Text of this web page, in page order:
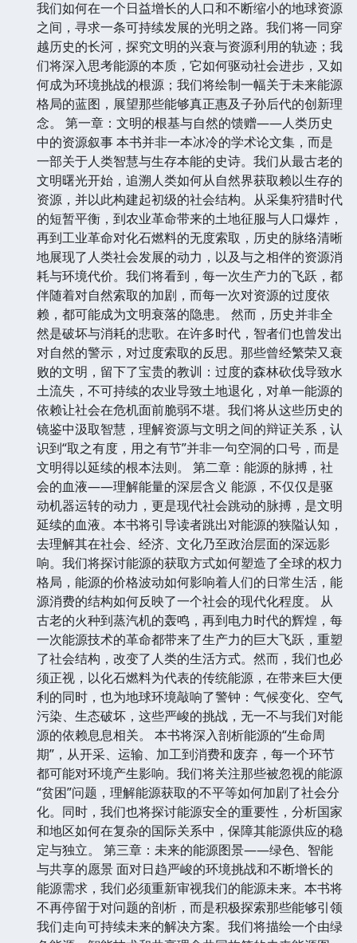
我们如何在一个日益增长的人口和不断缩小的地球资源
之间，寻求一条可持续发展的光明之路。我们将一同穿
越历史的长河，探究文明的兴衰与资源利用的轨迹；我
们将深入思考能源的本质，它如何驱动社会进步，又如
何成为环境挑战的根源；我们将绘制一幅关于未来能源
格局的蓝图，展望那些能够真正惠及子孙后代的创新理
念。 第一章：文明的根基与自然的馈赠——人类历史
中的资源叙事 本书并非一本冰冷的学术论文集，而是
一部关于人类智慧与生存本能的史诗。我们从最古老的
文明曙光开始，追溯人类如何从自然界获取赖以生存的
资源，并以此构建起初级的社会结构。从采集狩猎时代
的短暂平衡，到农业革命带来的土地征服与人口爆炸，
再到工业革命对化石燃料的无度索取，历史的脉络清晰
地展现了人类社会发展的动力，以及与之相伴的资源消
耗与环境代价。我们将看到，每一次生产力的飞跃，都
伴随着对自然索取的加剧，而每一次对资源的过度依
赖，都可能成为文明衰落的隐患。 然而，历史并非全
然是破坏与消耗的悲歌。在许多时代，智者们也曾发出
对自然的警示，对过度索取的反思。那些曾经繁荣又衰
败的文明，留下了宝贵的教训：过度的森林砍伐导致水
土流失，不可持续的农业导致土地退化，对单一能源的
依赖让社会在危机面前脆弱不堪。我们将从这些历史的
镜鉴中汲取智慧，理解资源与文明之间的辩证关系，认
识到“取之有度，用之有节”并非一句空洞的口号，而是
文明得以延续的根本法则。 第二章：能源的脉搏，社
会的血液——理解能量的深层含义 能源，不仅仅是驱
动机器运转的动力，更是现代社会跳动的脉搏，是文明
延续的血液。本书将引导读者跳出对能源的狭隘认知，
去理解其在社会、经济、文化乃至政治层面的深远影
响。我们将探讨能源的获取方式如何塑造了全球的权力
格局，能源的价格波动如何影响着人们的日常生活，能
源消费的结构如何反映了一个社会的现代化程度。 从
古老的火种到蒸汽机的轰鸣，再到电力时代的辉煌，每
一次能源技术的革命都带来了生产力的巨大飞跃，重塑
了社会结构，改变了人类的生活方式。然而，我们也必
须正视，以化石燃料为代表的传统能源，在带来巨大便
利的同时，也为地球环境敲响了警钟：气候变化、空气
污染、生态破坏，这些严峻的挑战，无一不与我们对能
源的依赖息息相关。 本书将深入剖析能源的“生命周
期”，从开采、运输、加工到消费和废弃，每一个环节
都可能对环境产生影响。我们将关注那些被忽视的能源
“贫困”问题，理解能源获取的不平等如何加剧了社会分
化。同时，我们也将探讨能源安全的重要性，分析国家
和地区如何在复杂的国际关系中，保障其能源供应的稳
定与独立。 第三章：未来的能源图景——绿色、智能
与共享的愿景 面对日趋严峻的环境挑战和不断增长的
能源需求，我们必须重新审视我们的能源未来。本书将
不再停留于对问题的剖析，而是积极探索那些能够引领
我们走向可持续未来的解决方案。我们将描绘一个由绿